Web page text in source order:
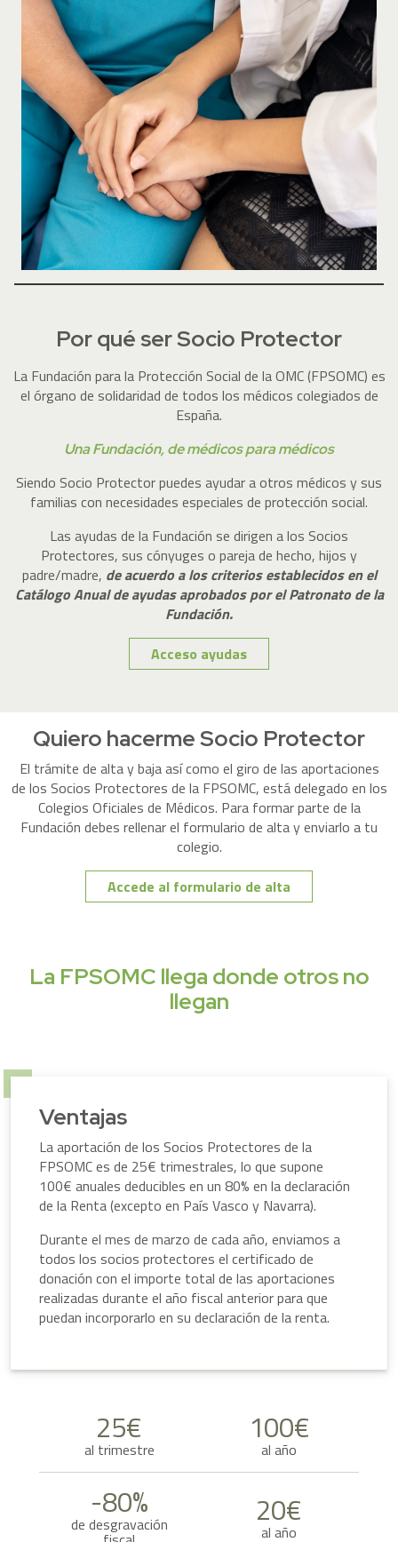
Por qué ser Socio Protector
La Fundación para la Protección Social de la OMC (FPSOMC) es
el órgano de solidaridad de todos los médicos colegiados de
España.
Una Fundación, de médicos para médicos
Siendo Socio Protector puedes ayudar a otros médicos y sus
familias con necesidades especiales de protección social.
Las ayudas de la Fundación se dirigen a los Socios
Protectores, sus cónyuges o pareja de hecho, hijos y
padre/madre, de acuerdo a los criterios establecidos en el
Catálogo Anual de ayudas aproba­dos por el Patronato de la
Fundación.
Acceso ayudas
Quiero hacerme Socio Protector
El trámite de alta y baja así como el giro de las aportaciones
de los Socios Protectores de la FPSOMC, está delegado en los
Colegios Oficiales de Médicos. Para formar parte de la
Fundación debes rellenar el formulario de alta y enviarlo a tu
colegio.
Accede al formulario de alta
La FPSOMC llega donde otros no
llegan
Ventajas
La aportación de los Socios Protectores de la
FPSOMC es de 25€ trimestrales, lo que supone
100€ anuales deducibles en un 80% en la declaración
de la Renta (excepto en País Vasco y Navarra).
Durante el mes de marzo de cada año, enviamos a
todos los socios protectores el certificado de
donación con el importe total de las aportaciones
realizadas durante el año fiscal anterior para que
puedan incorporarlo en su declaración de la renta.
25€
al trimestre
100€
al año
-80%
de desgravación 20€
al año